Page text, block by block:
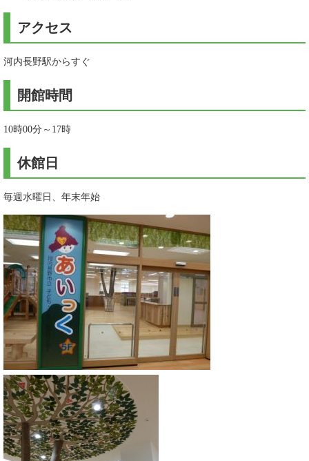
アクセス
河内長野駅からすぐ
開館時間
10時00分～17時
休館日
毎週水曜日、年末年始